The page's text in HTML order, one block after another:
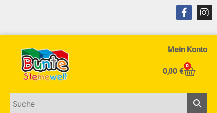
Mein Konto
0,00 €
0